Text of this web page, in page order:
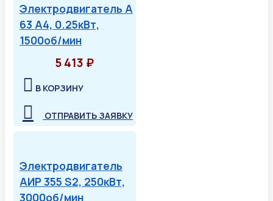
Электродвигатель А
63 А4, 0.25кВт,
1500об/мин
5 413 ₽
В КОРЗИНУ
ОТПРАВИТЬ ЗАЯВКУ
Электродвигатель
АИР 355 S2, 250кВт,
3000об/мин